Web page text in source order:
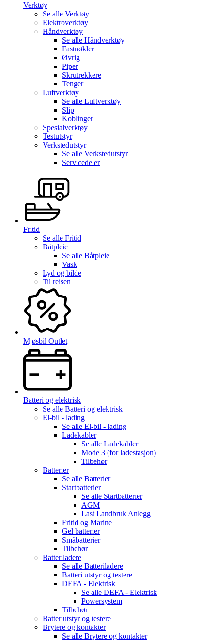
Verktøy
Se alle Verktøy
Elektroverktøy
Håndverktøy
Se alle Håndverktøy
Fastnøkler
Øvrig
Piper
Skrutrekkere
Tenger
Luftverktøy
Se alle Luftverktøy
Slip
Koblinger
Spesialverktøy
Testutstyr
Verkstedutstyr
Se alle Verkstedutstyr
Servicedeler
Fritid
Se alle Fritid
Båtpleie
Se alle Båtpleie
Vask
Lyd og bilde
Til reisen
Mjøsbil Outlet
Batteri og elektrisk
Se alle Batteri og elektrisk
El-bil - lading
Se alle El-bil - lading
Ladekabler
Se alle Ladekabler
Mode 3 (for ladestasjon)
Tilbehør
Batterier
Se alle Batterier
Startbatterier
Se alle Startbatterier
AGM
Last Landbruk Anlegg
Fritid og Marine
Gel batterier
Småbatterier
Tilbehør
Batteriladere
Se alle Batteriladere
Batteri utstyr og testere
DEFA - Elektrisk
Se alle DEFA - Elektrisk
Powersystem
Tilbehør
Batteriutstyr og testere
Brytere og kontakter
Se alle Brytere og kontakter